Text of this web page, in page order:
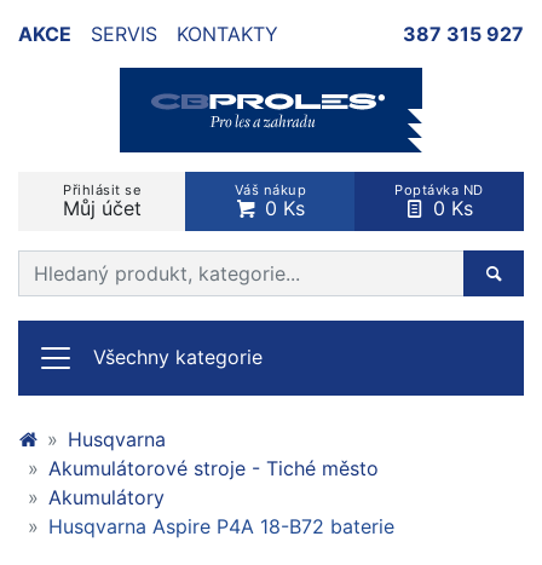
AKCE SERVIS KONTAKTY 387 315 927
Přihlásit se
Můj účet
Váš nákup
0 Ks
Poptávka ND
0 Ks
Prohledat web
Všechny kategorie
Husqvarna
Akumulátorové stroje - Tiché město
Akumulátory
Husqvarna Aspire P4A 18-B72 baterie